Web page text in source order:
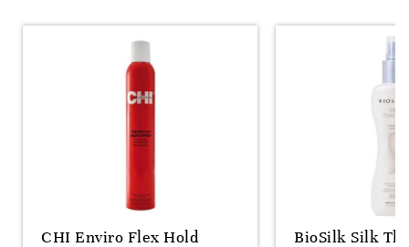
CHI Enviro Flex Hold
BioSilk Silk